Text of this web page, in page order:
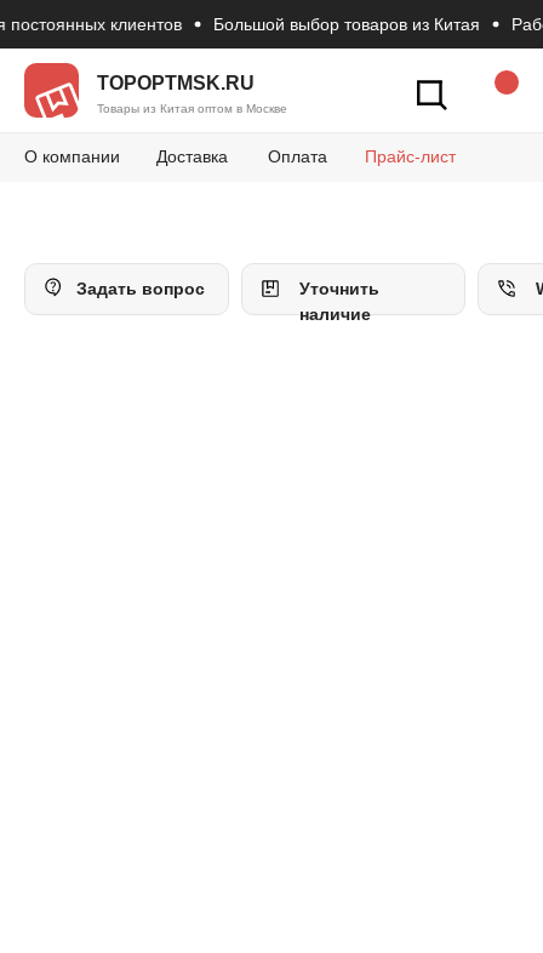
клиентов Большой выбор товаров из Китая
TOPOPTMSK.RU
Товары из Китая оптом в Москве
О компании Доставка Оплата
Как сделать
Прайс-лист
Уточнить
наличие
Задать вопрос